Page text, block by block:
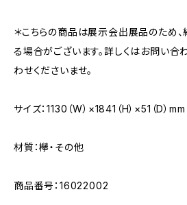
＊こちらの商品は展示会出展品のため
る場合がございます。詳しくはお問い合
わせくださいませ。
サイズ：1130（W）×1841（H）×51（D）mm
材質：欅・その他
商品番号：16022002